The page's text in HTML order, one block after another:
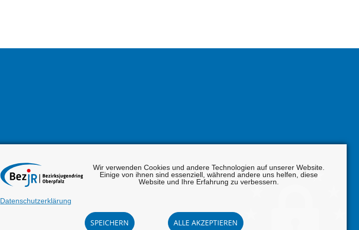
Wir verwenden Cookies und andere Technologien auf unserer Website.
Einige von ihnen sind essenziell, während andere uns helfen, diese
Website und Ihre Erfahrung zu verbessern.
Datenschutzerklärung
SPEICHERN ALLE AKZEPTIEREN